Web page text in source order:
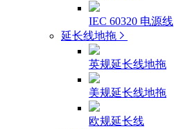
IEC 60320 电源线
延长线地拖
英规延长线地拖
美规延长线地拖
欧规延长线